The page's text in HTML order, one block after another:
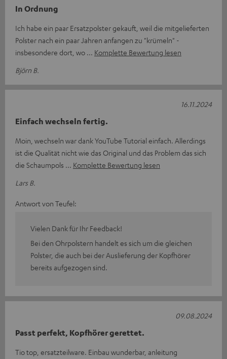
In Ordnung
Ich habe ein paar Ersatzpolster gekauft, weil die mitgelieferten
Polster nach ein paar Jahren anfangen zu "krümeln" -
insbesondere dort, wo
Komplette Bewertung lesen
Björn B.
Einfach wechseln fertig.
Moin, wechseln war dank YouTube Tutorial einfach. Allerdings
ist die Qualität nicht wie das Original und das Problem das sich
die Schaumpols
Komplette Bewertung lesen
Lars B.
16.11.2024
Antwort von Teufel:
Vielen Dank für Ihr Feedback!
Bei den Ohrpolstern handelt es sich um die gleichen
Polster, die auch bei der Auslieferung der Kopfhörer
bereits aufgezogen sind.
Passt perfekt, Kopfhörer gerettet.
Tio top, ersatzteilware. Einbau wunderbar, anleitung
09.08.2024